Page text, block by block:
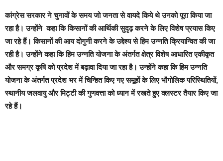
कांग्रेस सरकार ने चुनावों के समय जो जनता से वायदे किये थे उनको पूरा किया जा
रहा है। उन्होंने कहा कि किसानों की आर्थिकी सुदृढ़ करने के लिए विशेष प्रयास किए
जा रहे हैं। किसानों की आय दोगुनी करने के उद्देश्य से हिम उन्नति क्रियान्वित की जा
रही है। उन्होंने कहा कि हिम उन्नति योजना के अंतर्गत क्षेत्र विशेष आधारित एकीकृत
और समग्र कृषि को प्रदेश में बढ़ावा दिया जा रहा है। उन्होंने कहा कि हिम उन्नति
योजना के अंतर्गत प्रदेश भर में चिन्हित किए गए समूहों के लिए भौगोलिक परिस्थितियों,
स्थानीय जलवायु और मिट्टी की गुणवत्ता को ध्यान में रखते हुए क्लस्टर तैयार किए जा
रहे हैं।